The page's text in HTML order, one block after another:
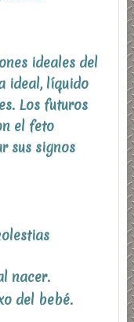
ideales del
ideal, líquido
Los futuros
el feto
sus signos
nacer.
del bebé.